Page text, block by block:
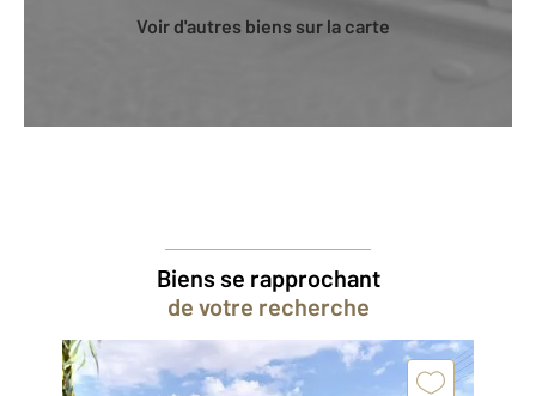
Voir d'autres biens sur la carte
Biens se rapprochant
de votre recherche